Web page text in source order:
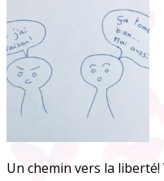
Un chemin vers la